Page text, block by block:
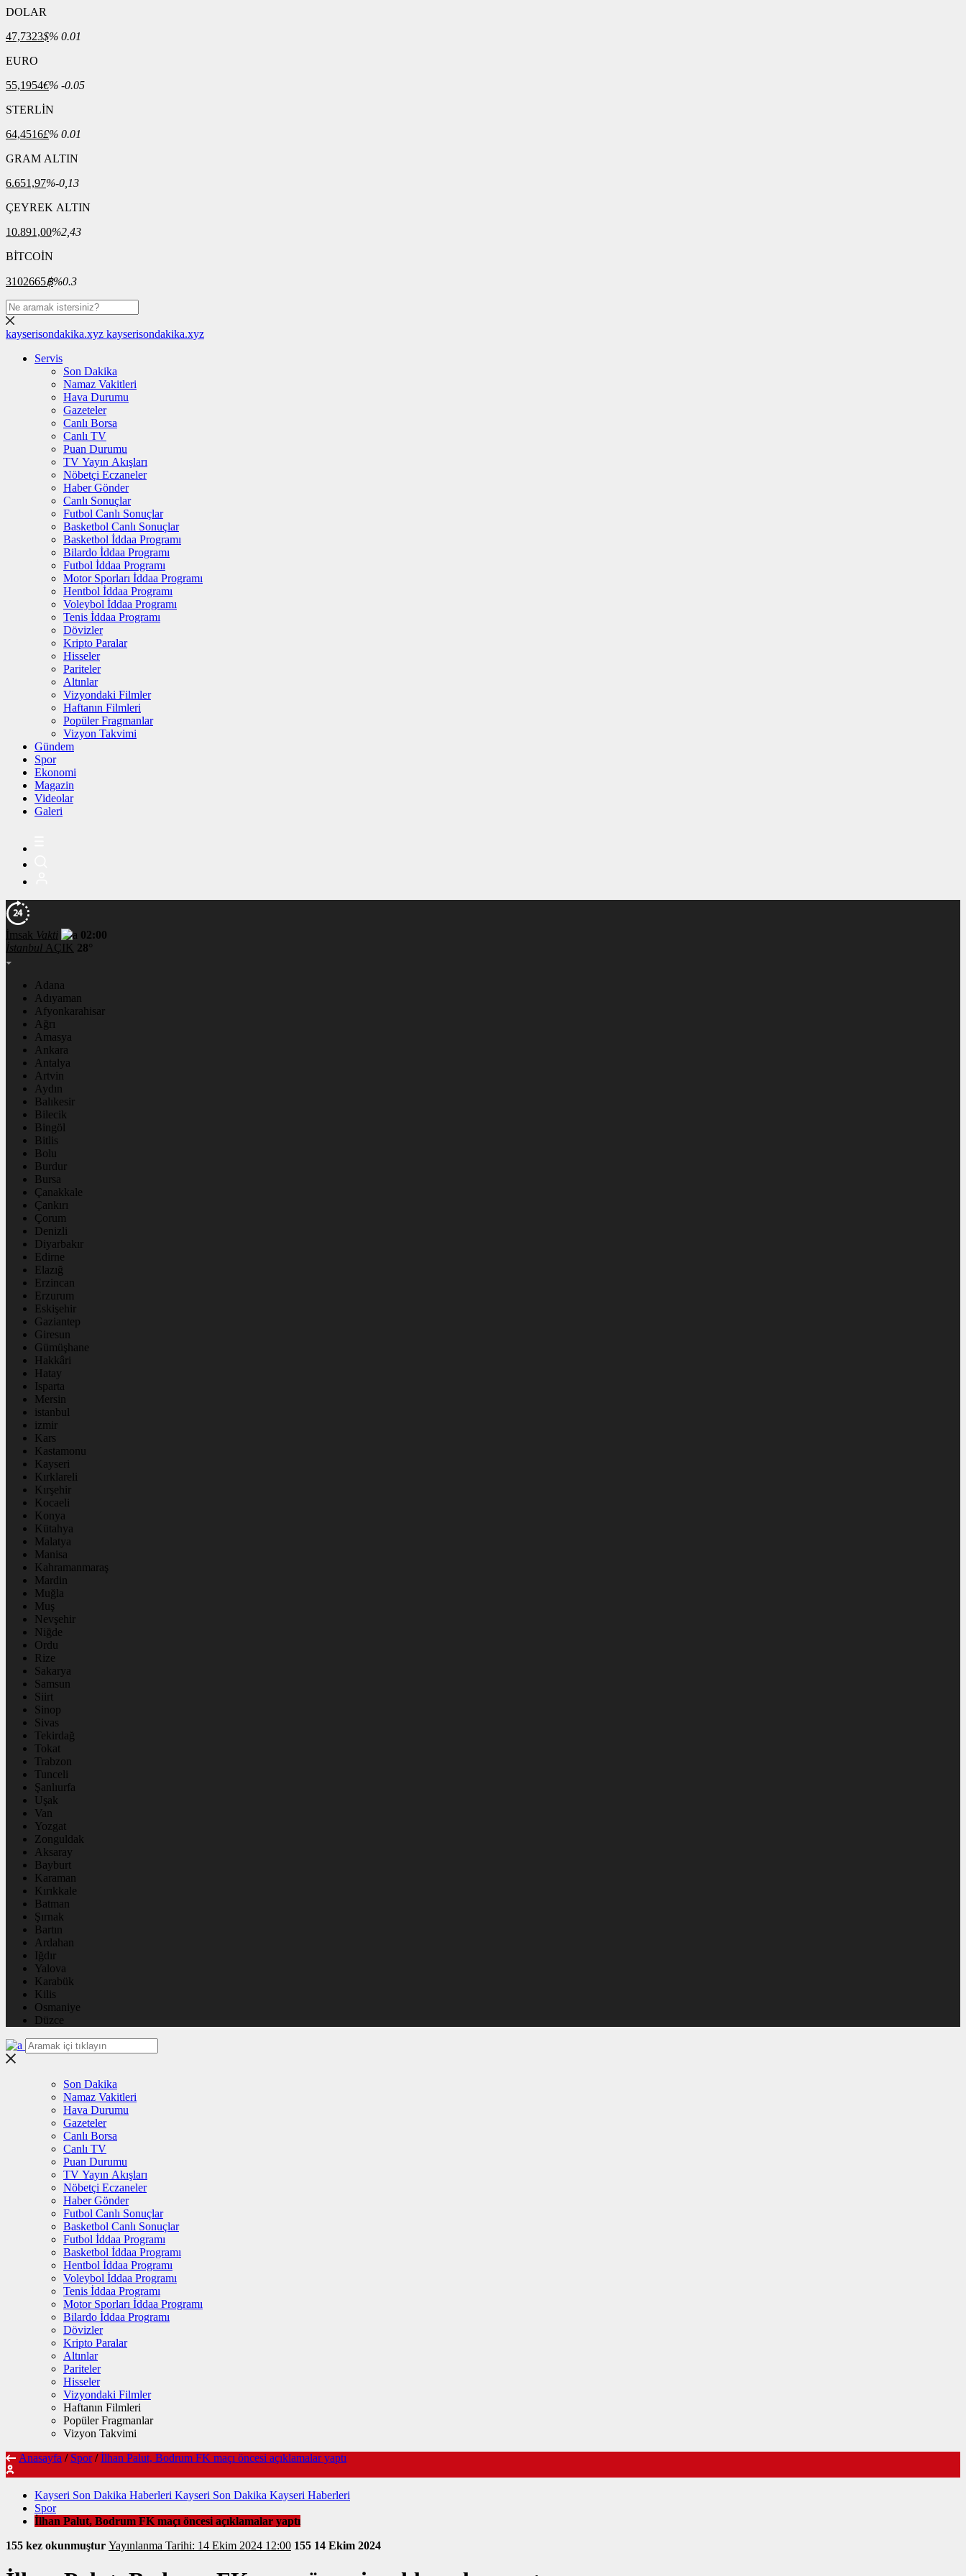
DOLAR
47,7323$% 0.01
EURO
55,1954€% -0.05
STERLİN
64,4516£% 0.01
GRAM ALTIN
6.651,97%-0,13
ÇEYREK ALTIN
10.891,00%2,43
BİTCOİN
3102665฿%0.3
kayserisondakika.xyz kayserisondakika.xyz
Servis
Son Dakika
Namaz Vakitleri
Hava Durumu
Gazeteler
Canlı Borsa
Canlı TV
Puan Durumu
TV Yayın Akışları
Nöbetçi Eczaneler
Haber Gönder
Canlı Sonuçlar
Futbol Canlı Sonuçlar
Basketbol Canlı Sonuçlar
Basketbol İddaa Programı
Bilardo İddaa Programı
Futbol İddaa Programı
Motor Sporları İddaa Programı
Hentbol İddaa Programı
Voleybol İddaa Programı
Tenis İddaa Programı
Dövizler
Kripto Paralar
Hisseler
Pariteler
Altınlar
Vizyondaki Filmler
Haftanın Filmleri
Popüler Fragmanlar
Vizyon Takvimi
Gündem
Spor
Ekonomi
Magazin
Videolar
Galeri
İmsak Vakti
02:00
İstanbul AÇIK 28°
Adana
Adıyaman
Afyonkarahisar
Ağrı
Amasya
Ankara
Antalya
Artvin
Aydın
Balıkesir
Bilecik
Bingöl
Bitlis
Bolu
Burdur
Bursa
Çanakkale
Çankırı
Çorum
Denizli
Diyarbakır
Edirne
Elazığ
Erzincan
Erzurum
Eskişehir
Gaziantep
Giresun
Gümüşhane
Hakkâri
Hatay
Isparta
Mersin
istanbul
izmir
Kars
Kastamonu
Kayseri
Kırklareli
Kırşehir
Kocaeli
Konya
Kütahya
Malatya
Manisa
Kahramanmaraş
Mardin
Muğla
Muş
Nevşehir
Niğde
Ordu
Rize
Sakarya
Samsun
Siirt
Sinop
Sivas
Tekirdağ
Tokat
Trabzon
Tunceli
Şanlıurfa
Uşak
Van
Yozgat
Zonguldak
Aksaray
Bayburt
Karaman
Kırıkkale
Batman
Şırnak
Bartın
Ardahan
Iğdır
Yalova
Karabük
Kilis
Osmaniye
Düzce
Son Dakika
Namaz Vakitleri
Hava Durumu
Gazeteler
Canlı Borsa
Canlı TV
Puan Durumu
TV Yayın Akışları
Nöbetçi Eczaneler
Haber Gönder
Futbol Canlı Sonuçlar
Basketbol Canlı Sonuçlar
Futbol İddaa Programı
Basketbol İddaa Programı
Hentbol İddaa Programı
Voleybol İddaa Programı
Tenis İddaa Programı
Motor Sporları İddaa Programı
Bilardo İddaa Programı
Dövizler
Kripto Paralar
Altınlar
Pariteler
Hisseler
Vizyondaki Filmler
Haftanın Filmleri
Popüler Fragmanlar
Vizyon Takvimi
Anasayfa / Spor / İlhan Palut, Bodrum FK maçı öncesi açıklamalar yaptı
Kayseri Son Dakika Haberleri Kayseri Son Dakika Kayseri Haberleri
Spor
İlhan Palut, Bodrum FK maçı öncesi açıklamalar yaptı
155 kez okunmuştur
Yayınlanma Tarihi: 14 Ekim 2024 12:00 155 14 Ekim 2024